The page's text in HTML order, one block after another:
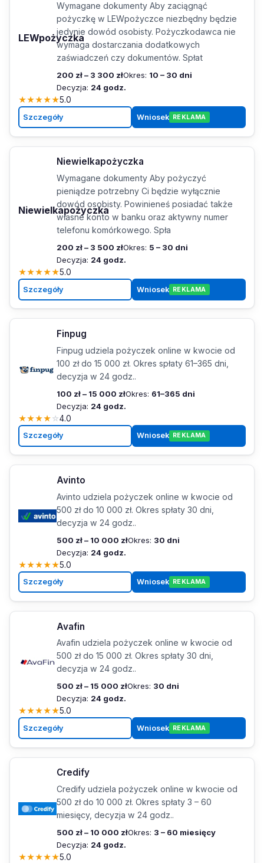
LEWpożyczka
Wymagane dokumenty Aby zaciągnąć
pożyczkę w LEWpożyczce niezbędny będzie
jedynie dowód osobisty. Pożyczkodawca nie
wymaga dostarczania dodatkowych
zaświadczeń czy dokumentów. Spłat
200 zł – 3 300 złOkres: 10 – 30 dni
Decyzja: 24 godz.
★★★★★5.0
Szczegóły Wniosek REKLAMA
Niewielkapożyczka
Niewielkapożyczka
Wymagane dokumenty Aby pożyczyć
pieniądze potrzebny Ci będzie wyłącznie
dowód osobisty. Powinieneś posiadać także
własne konto w banku oraz aktywny numer
telefonu komórkowego. Spła
200 zł – 3 500 złOkres: 5 – 30 dni
Decyzja: 24 godz.
★★★★★5.0
Szczegóły Wniosek REKLAMA
Finpug
Finpug udziela pożyczek online w kwocie od
100 zł do 15 000 zł. Okres spłaty 61–365 dni,
decyzja w 24 godz..
100 zł – 15 000 złOkres: 61–365 dni
Decyzja: 24 godz.
★★★★☆4.0
Szczegóły Wniosek REKLAMA
Avinto
Avinto udziela pożyczek online w kwocie od
500 zł do 10 000 zł. Okres spłaty 30 dni,
decyzja w 24 godz..
500 zł – 10 000 złOkres: 30 dni
Decyzja: 24 godz.
★★★★★5.0
Szczegóły Wniosek REKLAMA
Avafin
Avafin udziela pożyczek online w kwocie od
500 zł do 15 000 zł. Okres spłaty 30 dni,
decyzja w 24 godz..
500 zł – 15 000 złOkres: 30 dni
Decyzja: 24 godz.
★★★★★5.0
Szczegóły Wniosek REKLAMA
Credify
Credify udziela pożyczek online w kwocie od
500 zł do 10 000 zł. Okres spłaty 3 – 60
miesięcy, decyzja w 24 godz..
500 zł – 10 000 złOkres: 3 – 60 miesięcy
Decyzja: 24 godz.
★★★★★5.0